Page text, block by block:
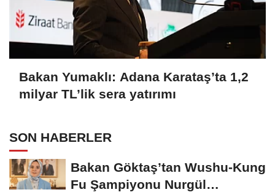
Bakan Yumaklı: Adana Karataş’ta 1,2
milyar TL’lik sera yatırımı
SON HABERLER
Bakan Göktaş’tan Wushu-Kung
Fu Şampiyonu Nurgül